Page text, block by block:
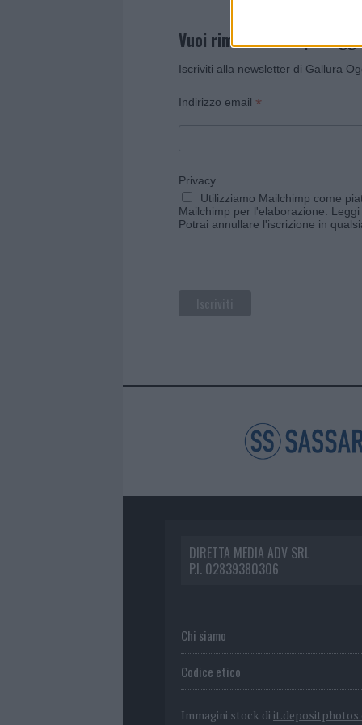
Vuoi rimanere sempre
Iscriviti alla newsletter di Gallura
Indirizzo email *
Privacy
Utilizziamo Mailchimp come
Mailchimp per l'elaborazione.
Potrai annullare l'iscrizione in
DIRETTA MEDIA ADV SRL
P.I. 02839380306
Chi siamo
Codice etico
Immagini stock di